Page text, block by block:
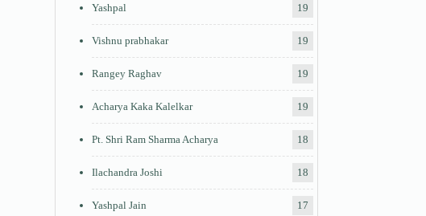
Yashpal 19
Vishnu prabhakar 19
Rangey Raghav 19
Acharya Kaka Kalelkar 19
Pt. Shri Ram Sharma Acharya 18
Ilachandra Joshi 18
Yashpal Jain 17